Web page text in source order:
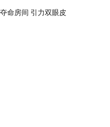
夺命房间 引力双眼皮